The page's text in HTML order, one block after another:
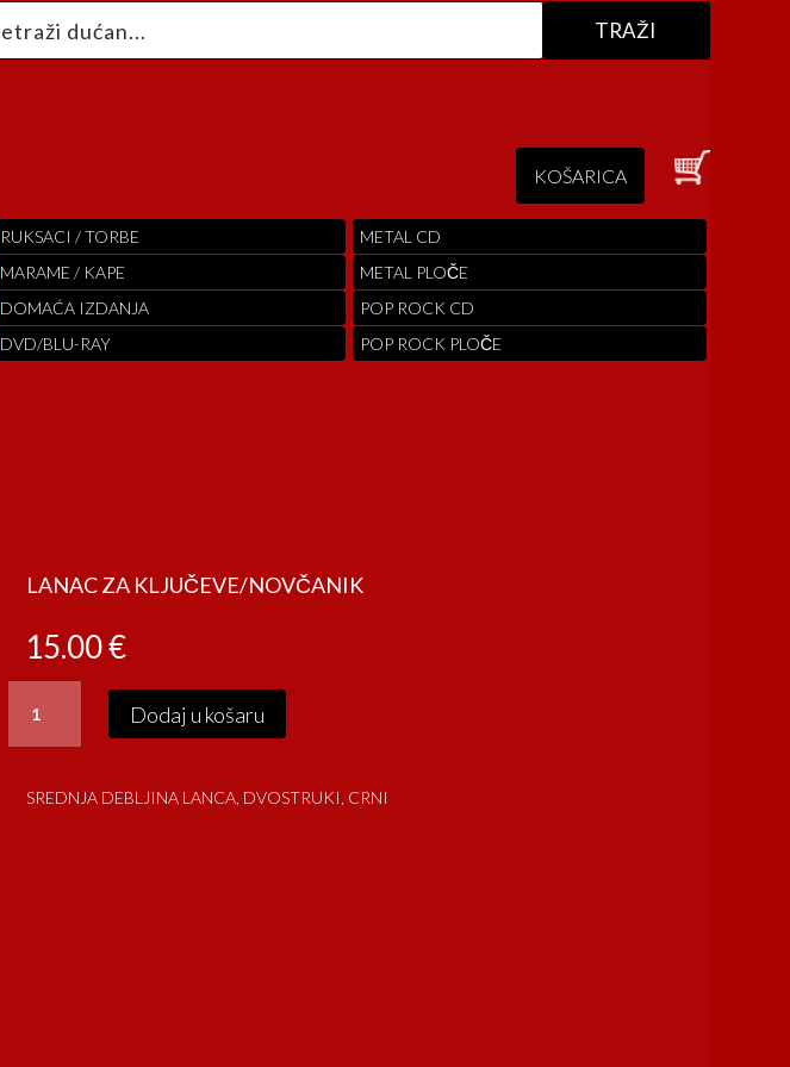
KOŠARICA
RUKSACI / TORBE
MARAME / KAPE
DOMAĆA IZDANJA
DVD/BLU-RAY
METAL CD
METAL PLOČE
POP ROCK CD
POP ROCK PLOČE
LANAC ZA KLJUČEVE/NOVČANIK
15.00€
KLJUČEVE/NOVČANIK
Dodaj u košaru
SREDNJA DEBLJINA LANCA, DVOSTRUKI, CRNI